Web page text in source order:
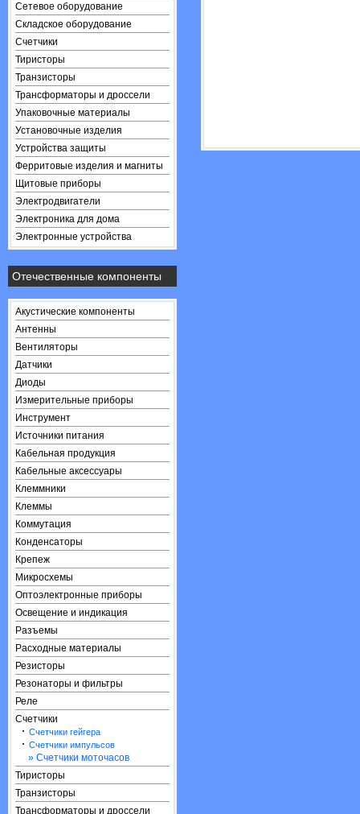
Сетевое оборудование
Складское оборудование
Счетчики
Тиристоры
Транзисторы
Трансформаторы и дроссели
Упаковочные материалы
Установочные изделия
Устройства защиты
Ферритовые изделия и магниты
Щитовые приборы
Электродвигатели
Электроника для дома
Электронные устройства
Отечественные компоненты
Акустические компоненты
Антенны
Вентиляторы
Датчики
Диоды
Измерительные приборы
Инструмент
Источники питания
Кабельная продукция
Кабельные аксессуары
Клеммники
Клеммы
Коммутация
Конденсаторы
Крепеж
Микросхемы
Оптоэлектронные приборы
Освещение и индикация
Разъемы
Расходные материалы
Резисторы
Резонаторы и фильтры
Реле
Счетчики
· Счетчики гейгера
· Счетчики импульсов
» Счетчики моточасов
Тиристоры
Транзисторы
Трансформаторы и дроссели